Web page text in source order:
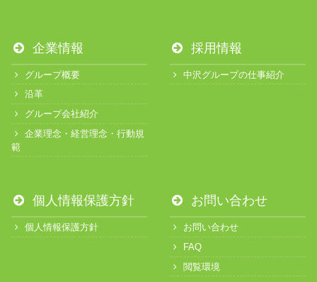
企業情報
グループ概要
沿革
グループ会社紹介
企業理念・経営理念・行動規
範
採用情報
中沢グループの仕事紹介
個人情報保護方針
個人情報保護方針
お問い合わせ
お問い合わせ
FAQ
閲覧環境